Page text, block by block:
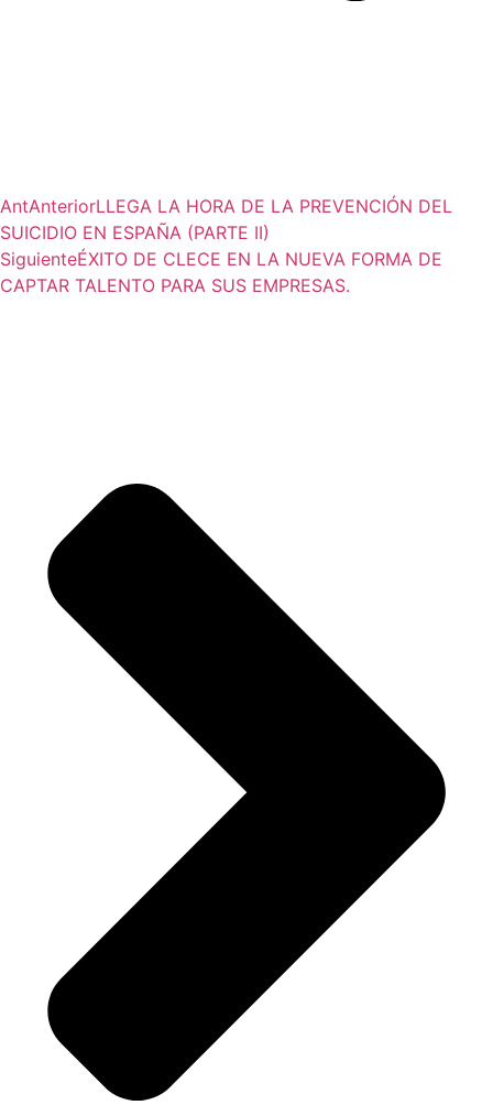
AntAnteriorLLEGA LA HORA DE LA PREVENCIÓN DEL
SUICIDIO EN ESPAÑA (PARTE II)
SiguienteÉXITO DE CLECE EN LA NUEVA FORMA DE
CAPTAR TALENTO PARA SUS EMPRESAS.